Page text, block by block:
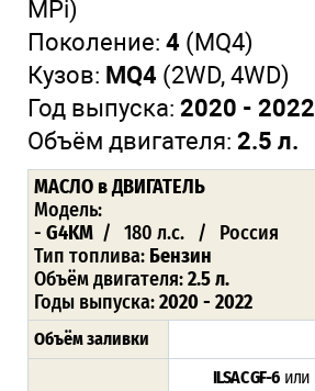
MPi)
Поколение: 4 (MQ4)
Кузов: MQ4 (2WD, 4WD)
Год выпуска: 2020 - 2022
Объём двигателя: 2.5 л.
МАСЛО в ДВИГАТЕЛЬ
Модель:
- G4KM / 180 л.с. / Россия
Тип топлива: Бензин
Объём двигателя:2.5 л.
Годы выпуска:2020 - 2022
Объём заливки
ILSAC GF-6 или